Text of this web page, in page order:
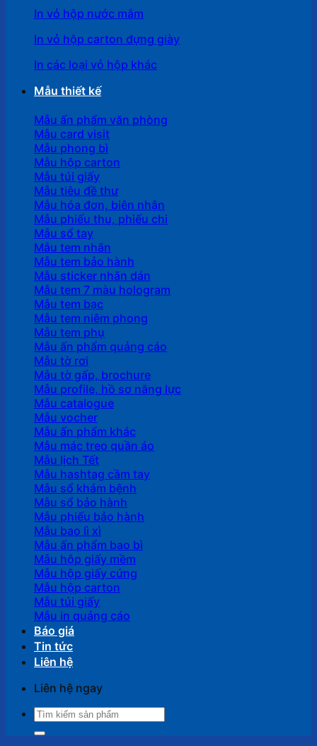
In vỏ hộp nước mắm
In vỏ hộp carton đựng giày
In các loại vỏ hộp khác
Mẫu thiết kế
Mẫu ấn phẩm văn phòng
Mẫu card visit
Mẫu phong bì
Mẫu hộp carton
Mẫu túi giấy
Mẫu tiêu đề thư
Mẫu hóa đơn, biên nhận
Mẫu phiếu thu, phiếu chi
Mẫu sổ tay
Mẫu tem nhãn
Mẫu tem bảo hành
Mẫu sticker nhãn dán
Mẫu tem 7 màu hologram
Mẫu tem bạc
Mẫu tem niêm phong
Mẫu tem phụ
Mẫu ấn phẩm quảng cáo
Mẫu tờ rơi
Mẫu tờ gấp, brochure
Mẫu profile, hồ sơ năng lực
Mẫu catalogue
Mẫu vocher
Mẫu ấn phẩm khác
Mẫu mác treo quần áo
Mẫu lịch Tết
Mẫu hashtag cầm tay
Mẫu sổ khám bệnh
Mẫu sổ bảo hành
Mẫu phiếu bảo hành
Mẫu bao lì xì
Mẫu ấn phẩm bao bì
Mẫu hộp giấy mềm
Mẫu hộp giấy cứng
Mẫu hộp carton
Mẫu túi giấy
Mẫu in quảng cáo
Báo giá
Tin tức
Liên hệ
Liên hệ ngay
Tìm
kiếm: